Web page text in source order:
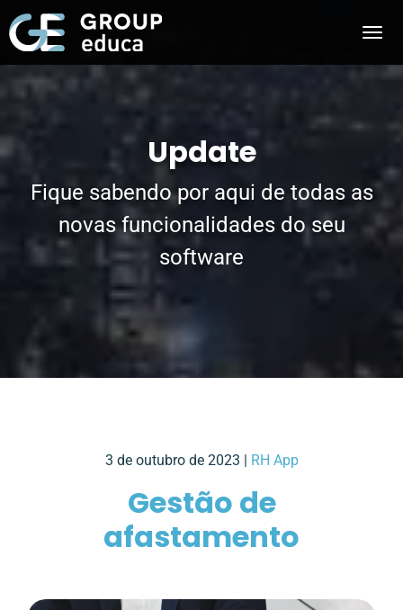
Update
Fique sabendo por aqui de todas as
novas funcionalidades do seu
software
3 de outubro de 2023 | RH App
Gestão de
afastamento